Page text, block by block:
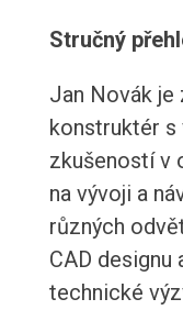
Stručný
Jan Novák je
konstruktér s
zkušeností v
na vývoji a
různých
CAD
technické